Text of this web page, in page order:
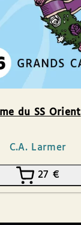
du SS Orient
C.A. Larmer
27 €